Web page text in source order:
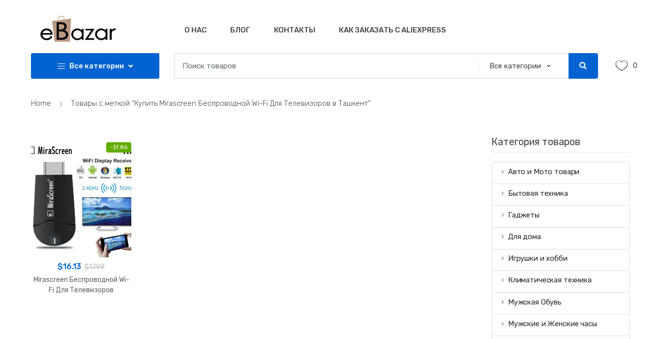
О НАС БЛОГ КОНТАКТЫ КАК ЗАКАЗАТЬ С ALIEXPRESS
Все категории
for:
0
Home Товары с меткой “Купить Mirascreen Беспроводной Wi-Fi Для Телевизоров в Ташкент”
-$1.86
$16.13 $17.99
Mirascreen Беспроводной Wi-
Fi Для Телевизоров
Категория товаров
Авто и Мото товари
Бытовая техника
Гаджеты
Для дома
Игрушки и хобби
Климатическая техника
Мужская Обувь
Мужские и Женские часы